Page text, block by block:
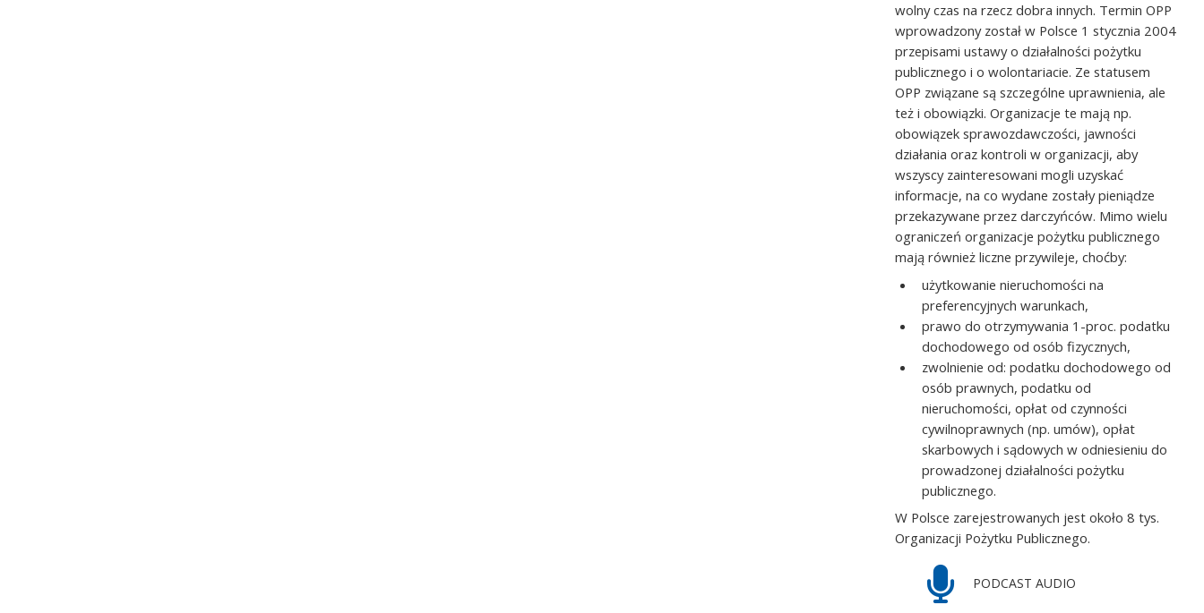
wolny czas na rzecz dobra innych. Termin OPP
wprowadzony został w Polsce 1 stycznia 2004
przepisami ustawy o działalności pożytku
publicznego i o wolontariacie. Ze statusem
OPP związane są szczególne uprawnienia, ale
też i obowiązki. Organizacje te mają np.
obowiązek sprawozdawczości, jawności
działania oraz kontroli w organizacji, aby
wszyscy zainteresowani mogli uzyskać
informacje, na co wydane zostały pieniądze
przekazywane przez darczyńców. Mimo wielu
ograniczeń organizacje pożytku publicznego
mają również liczne przywileje, choćby:
użytkowanie nieruchomości na
preferencyjnych warunkach,
prawo do otrzymywania 1-proc. podatku
dochodowego od osób fizycznych,
zwolnienie od: podatku dochodowego od
osób prawnych, podatku od
nieruchomości, opłat od czynności
cywilnoprawnych (np. umów), opłat
skarbowych i sądowych w odniesieniu do
prowadzonej działalności pożytku
publicznego.
W Polsce zarejestrowanych jest około 8 tys.
Organizacji Pożytku Publicznego.
PODCAST AUDIO